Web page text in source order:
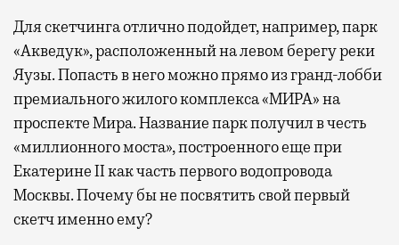
Для скетчинга отлично подойдет, например, парк
«Акведук», расположенный на левом берегу реки
Яузы. Попасть в него можно прямо из гранд-лобби
премиального жилого комплекса «МИРА» на
проспекте Мира. Название парк получил в честь
«миллионного моста», построенного еще при
Екатерине II как часть первого водопровода
Москвы. Почему бы не посвятить свой первый
скетч именно ему?